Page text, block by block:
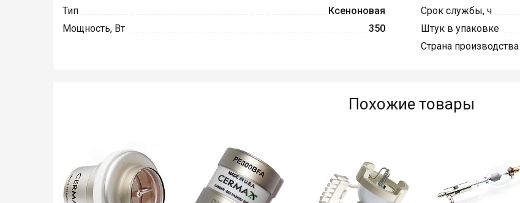
Тип
Ксеноновая
Мощность, Вт
350
Срок службы, ч
Штук в упаковке
Страна производства
Похожие товары